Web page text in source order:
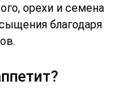
орехи и семена
благодаря